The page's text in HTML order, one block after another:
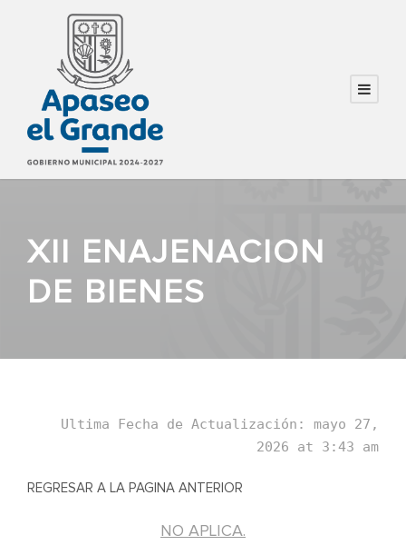
XII ENAJENACION
DE BIENES
Ultima Fecha de Actualización: mayo 27,
2026 at 3:43 am
REGRESAR A LA PAGINA ANTERIOR
NO APLICA.